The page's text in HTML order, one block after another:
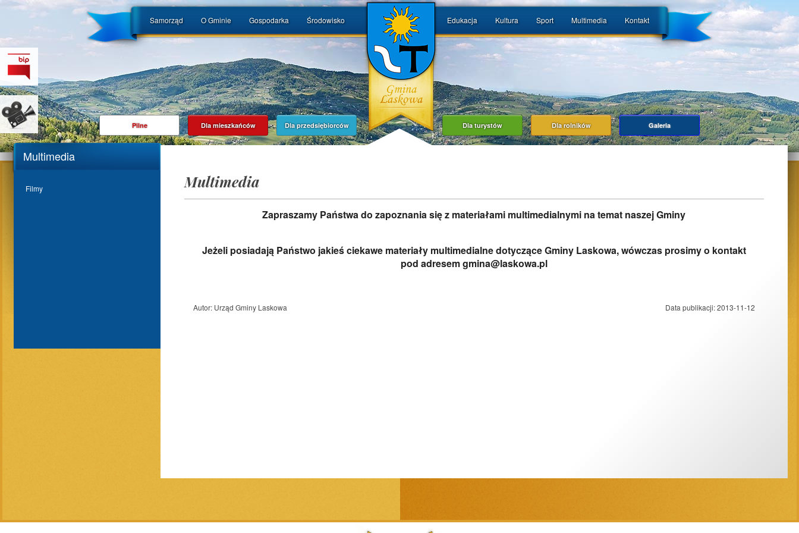
Samorząd O Gminie Gospodarka Środowisko Edukacja Kultura Sport Multimedia Kontakt
Pilne Dla mieszkańców Dla przedsiębiorców Dla turystów Dla rolników Galeria
Multimedia
Filmy Multimedia
Zapraszamy Państwa do zapoznania się z materiałami multimedialnymi na temat naszej Gminy
Jeżeli posiadają Państwo jakieś ciekawe materiały multimedialne dotyczące Gminy Laskowa, wówczas prosimy o kontakt
pod adresem gmina@laskowa.pl
Autor: Urząd Gminy Laskowa Data publikacji:2013-11-12
Projekt strony:ESC SA-Aplikacje internetowe